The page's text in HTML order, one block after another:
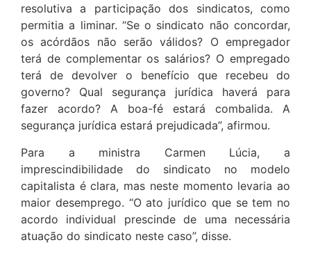
resolutiva a participação dos sindicatos, como
permitia a liminar. “Se o sindicato não concordar,
os acórdãos não serão válidos? O empregador
terá de complementar os salários? O empregado
terá de devolver o benefício que recebeu do
governo? Qual segurança jurídica haverá para
fazer acordo? A boa-fé estará combalida. A
segurança jurídica estará prejudicada”, afirmou.
Para a ministra Carmen Lúcia, a
imprescindibilidade do sindicato no modelo
capitalista é clara, mas neste momento levaria ao
maior desemprego. “O ato jurídico que se tem no
acordo individual prescinde de uma necessária
atuação do sindicato neste caso”, disse.